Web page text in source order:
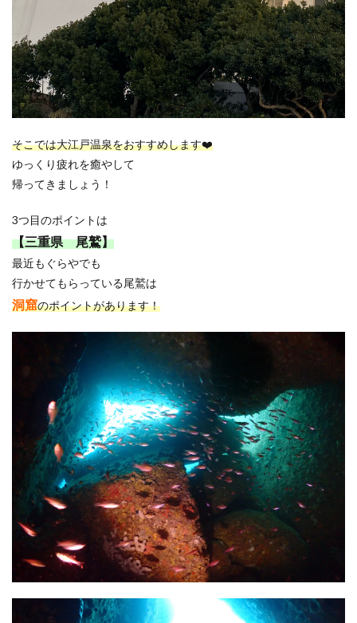
そこでは大江戸温泉をおすすめします❤️
ゆっくり疲れを癒やして
帰ってきましょう！
3つ目のポイントは
【三重県 尾鷲】
最近もぐらやでも
行かせてもらっている尾鷲は
洞窟のポイントがあります！